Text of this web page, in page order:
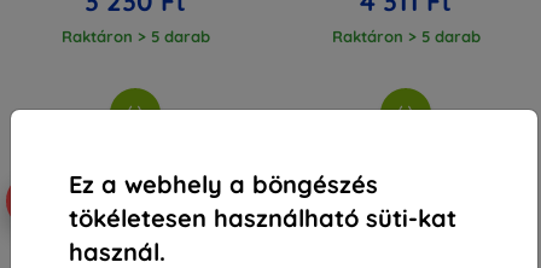
Ez a webhely a böngészés
tökéletesen használható süti-kat
használ.
Raktáron > 5 darab Raktáron > 5 darab
Újdonság
-10%